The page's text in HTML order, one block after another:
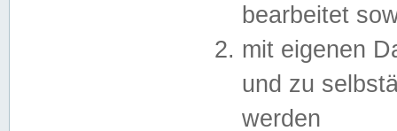
bearbeitet
mit eigenen
und zu
werden